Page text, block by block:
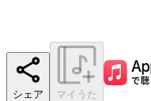
シェア マイうた